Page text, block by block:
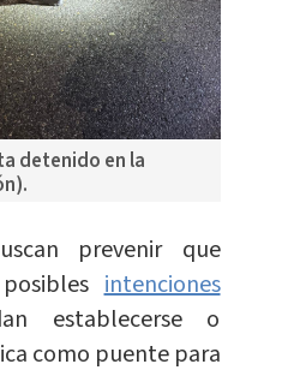
detenido en la
prevenir que
intenciones
establecerse o
como puente para